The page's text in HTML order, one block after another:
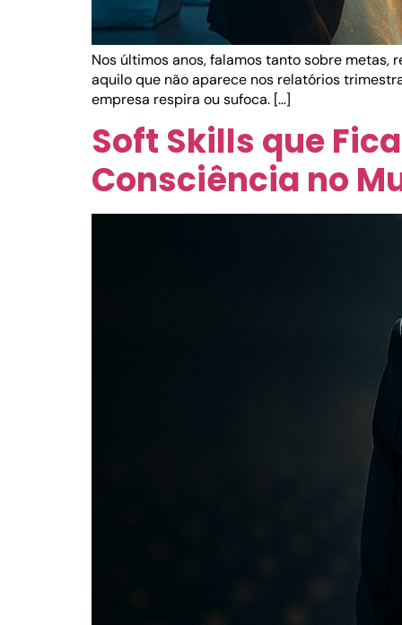
Nos últimos anos, falamos tanto sobre metas,
aquilo que não aparece nos relatórios
empresa respira ou sufoca. […]
Soft Skills que
Consciência no